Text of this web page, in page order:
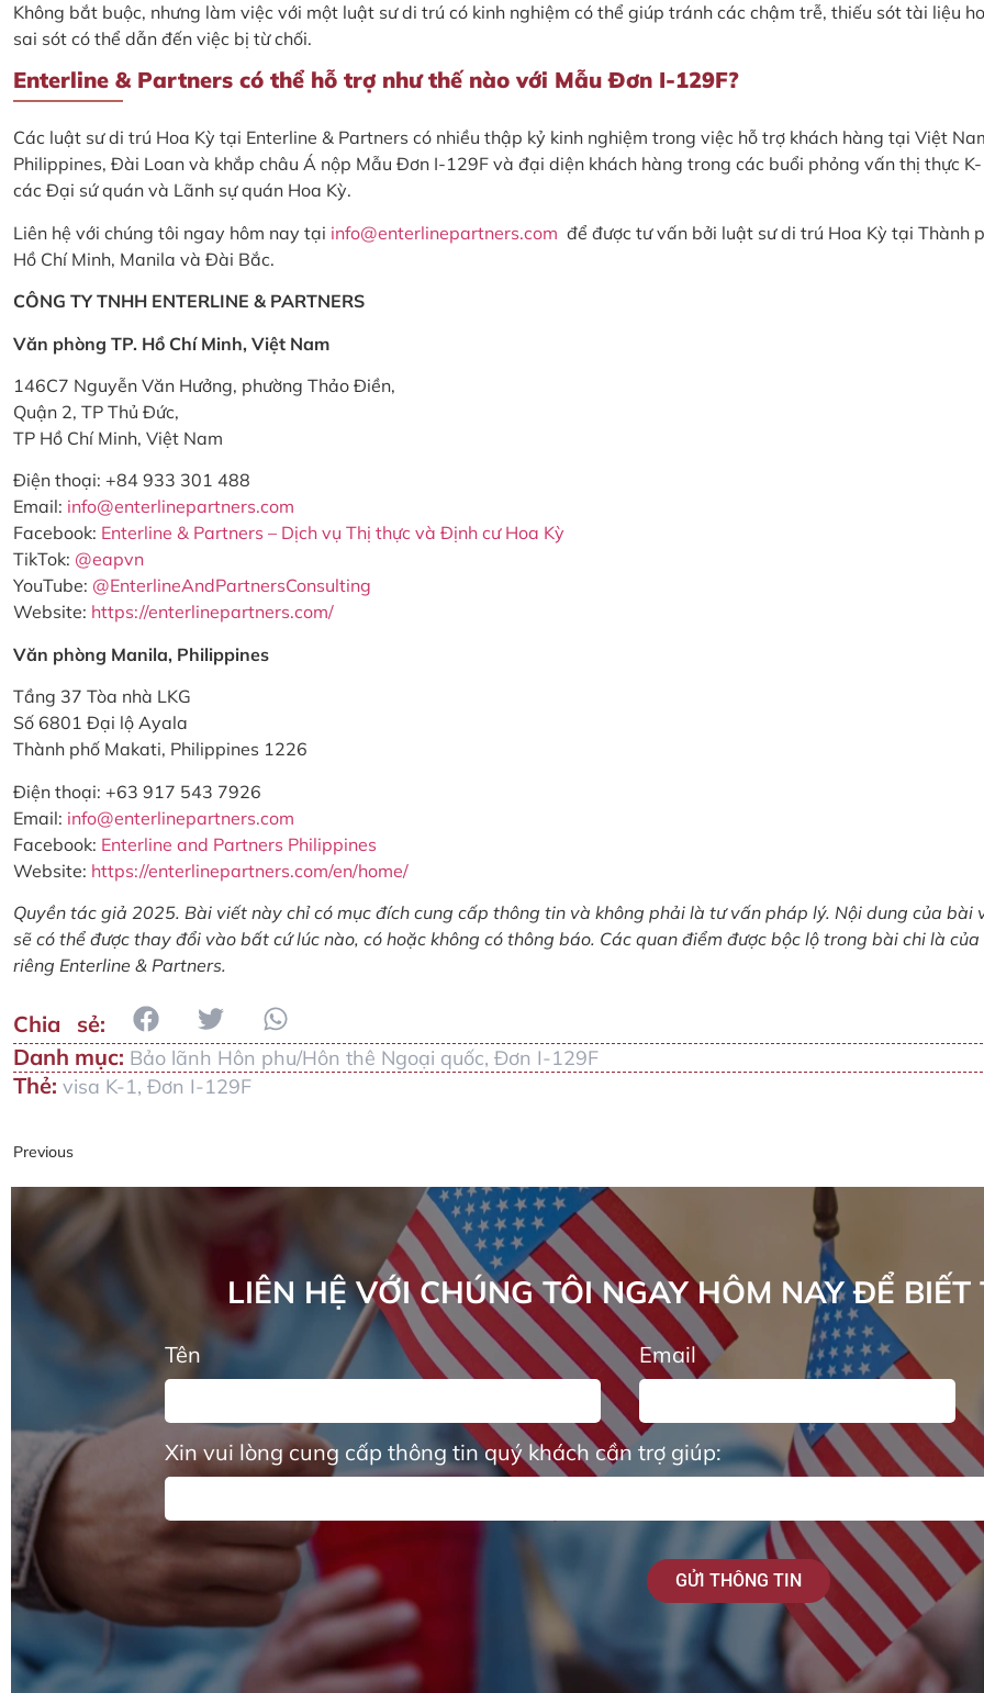
Không bắt buộc, nhưng làm việc với một luật sư di trú có kinh nghiệm có thể giúp tránh các chậm trễ, thiếu sót tài liệu
sai sót có thể dẫn đến việc bị từ chối.
Enterline & Partners có thể hỗ trợ như thế nào với Mẫu Đơn I-129F?
Các luật sư di trú Hoa Kỳ tại Enterline & Partners có nhiều thập kỷ kinh nghiệm trong việc hỗ trợ khách hàng tại Việt
Philippines, Đài Loan và khắp châu Á nộp Mẫu Đơn I-129F và đại diện khách hàng trong các buổi phỏng vấn thị thực
các Đại sứ quán và Lãnh sự quán Hoa Kỳ.
Liên hệ với chúng tôi ngay hôm nay tại info@enterlinepartners.com để được tư vấn bởi luật sư di trú Hoa Kỳ tại Thành
Hồ Chí Minh, Manila và Đài Bắc.
CÔNG TY TNHH ENTERLINE & PARTNERS
Văn phòng TP. Hồ Chí Minh, Việt Nam
146C7 Nguyễn Văn Hưởng, phường Thảo Điền,
Quận 2, TP Thủ Đức,
TP Hồ Chí Minh, Việt Nam
Điện thoại: +84 933 301 488
Email: info@enterlinepartners.com
Facebook: Enterline & Partners – Dịch vụ Thị thực và Định cư Hoa Kỳ
TikTok: @eapvn
YouTube: @EnterlineAndPartnersConsulting
Website: https://enterlinepartners.com/
Văn phòng Manila, Philippines
Tầng 37 Tòa nhà LKG
Số 6801 Đại lộ Ayala
Thành phố Makati, Philippines 1226
Điện thoại: +63 917 543 7926
Email: info@enterlinepartners.com
Facebook: Enterline and Partners Philippines
Website: https://enterlinepartners.com/en/home/
Quyền tác giả 2025. Bài viết này chỉ có mục đích cung cấp thông tin và không phải là tư vấn pháp lý. Nội dung của bài
sẽ có thể được thay đổi vào bất cứ lúc nào, có hoặc không có thông báo. Các quan điểm được bộc lộ trong bài chi là của
riêng Enterline & Partners.
Danh mục: Bảo lãnh Hôn phu/Hôn thê Ngoại quốc, Đơn I-129F
Thẻ: visa K-1, Đơn I-129F
Previous
LIÊN HỆ VỚI CHÚNG TÔI NGAY HÔM NAY ĐỂ
Tên Email
Xin vui lòng cung cấp thông tin quý khách cần trợ giúp:
GỬI THÔNG TIN